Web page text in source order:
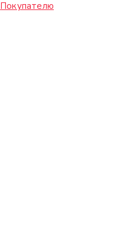
Покупателю